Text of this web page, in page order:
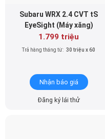
Subaru WRX 2.4 CVT tS
EyeSight (Máy xăng)
1.799 triệu
Trả hàng tháng từ: 30 triệu x 60
Nhận báo giá
Đăng ký lái thử